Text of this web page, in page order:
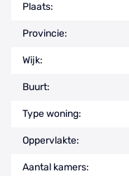
Plaats:
Provincie:
Wijk:
Buurt:
Type woning:
Oppervlakte:
Aantal kamers: